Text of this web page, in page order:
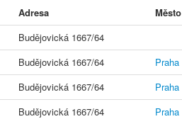
Adresa Město
Budějovická 1667/64
Budějovická 1667/64 Praha
Budějovická 1667/64 Praha
Budějovická 1667/64 Praha